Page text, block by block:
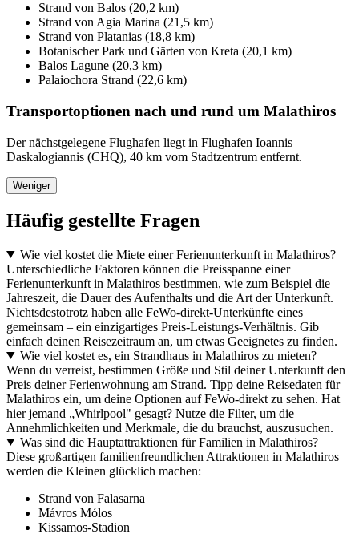
Strand von Balos (20,2 km)
Strand von Agia Marina (21,5 km)
Strand von Platanias (18,8 km)
Botanischer Park und Gärten von Kreta (20,1 km)
Balos Lagune (20,3 km)
Palaiochora Strand (22,6 km)
Transportoptionen nach und rund um Malathiros
Der nächstgelegene Flughafen liegt in Flughafen Ioannis
Daskalogiannis (CHQ), 40 km vom Stadtzentrum entfernt.
Weniger
Häufig gestellte Fragen
Wie viel kostet die Miete einer Ferienunterkunft in Malathiros?
Unterschiedliche Faktoren können die Preisspanne einer
Ferienunterkunft in Malathiros bestimmen, wie zum Beispiel die
Jahreszeit, die Dauer des Aufenthalts und die Art der Unterkunft.
Nichtsdestotrotz haben alle FeWo-direkt-Unterkünfte eines
gemeinsam – ein einzigartiges Preis-Leistungs-Verhältnis. Gib
einfach deinen Reisezeitraum an, um etwas Geeignetes zu finden.
Wie viel kostet es, ein Strandhaus in Malathiros zu mieten?
Wenn du verreist, bestimmen Größe und Stil deiner Unterkunft den
Preis deiner Ferienwohnung am Strand. Tipp deine Reisedaten für
Malathiros ein, um deine Optionen auf FeWo-direkt zu sehen. Hat
hier jemand „Whirlpool" gesagt? Nutze die Filter, um die
Annehmlichkeiten und Merkmale, die du brauchst, auszusuchen.
Was sind die Hauptattraktionen für Familien in Malathiros?
Diese großartigen familienfreundlichen Attraktionen in Malathiros
werden die Kleinen glücklich machen:
Strand von Falasarna
Mávros Mólos
Kissamos-Stadion